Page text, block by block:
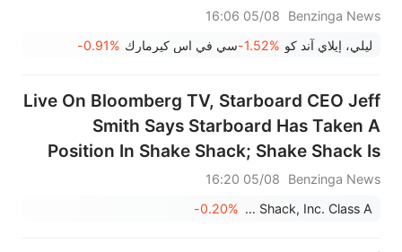
مليار دولار.
Benzinga News
05/08 16:06
ليلي، إيلاي آند كو -1.52%سي في اس كيرمارك -0.91%
Live On Bloomberg TV, Starboard CEO Jeff
Smith Says Starboard Has Taken A
Position In Shake Shack; Shake Shack Is
Just Too Cheap; May Be The Largest
Shareholder In Shake Shack; Opportunity
Benzinga News
05/08 16:20
Shake Shack, Inc. Class A
-0.20%